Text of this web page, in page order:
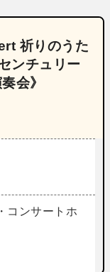
祈りのうた
ンチュリー
会》
コンサートホ